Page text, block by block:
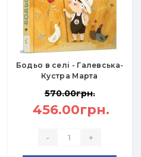
Бодьо в селі - Галевська-
Кустра Марта
570.00грн.
456.00грн.
- +